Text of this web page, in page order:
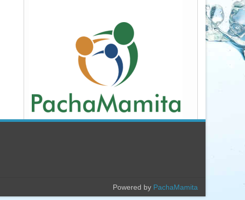
Powered by PachaMamita